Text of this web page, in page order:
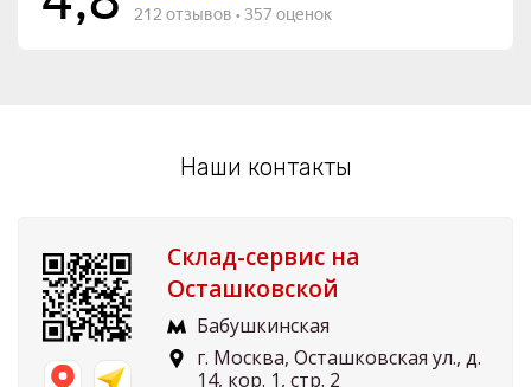
Наши контакты
Склад-сервис на
Осташковской
Бабушкинская
г. Москва, Осташковская ул., д.
14, кор. 1, стр. 2